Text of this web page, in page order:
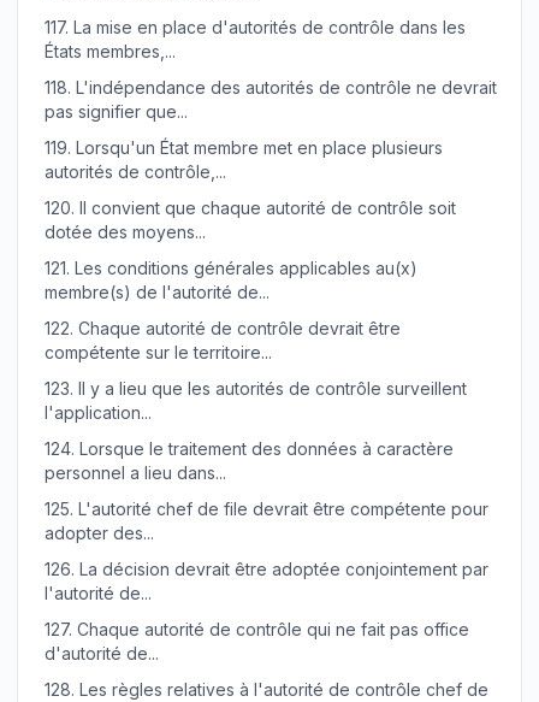
117. La mise en place d'autorités de contrôle dans les
États membres,...
118. L'indépendance des autorités de contrôle ne devrait
pas signifier que...
119. Lorsqu'un État membre met en place plusieurs
autorités de contrôle,...
120. Il convient que chaque autorité de contrôle soit
dotée des moyens...
121. Les conditions générales applicables au(x)
membre(s) de l'autorité de...
122. Chaque autorité de contrôle devrait être
compétente sur le territoire...
123. Il y a lieu que les autorités de contrôle surveillent
l'application...
124. Lorsque le traitement des données à caractère
personnel a lieu dans...
125. L'autorité chef de file devrait être compétente pour
adopter des...
126. La décision devrait être adoptée conjointement par
l'autorité de...
127. Chaque autorité de contrôle qui ne fait pas office
d'autorité de...
128. Les règles relatives à l'autorité de contrôle chef de